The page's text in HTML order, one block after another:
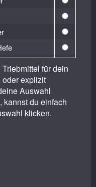
für dein
explizit
Auswahl
kannst du einfach
klicken.